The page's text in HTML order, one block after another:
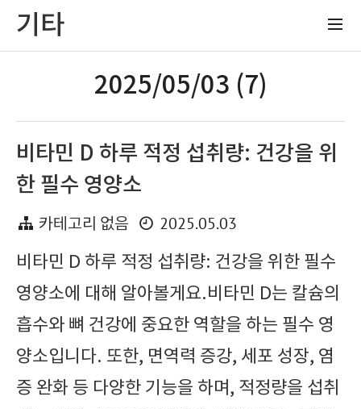
기타
2025/05/03 (7)
비타민 D 하루 적정 섭취량: 건강을 위
한 필수 영양소
카테고리 없음
2025.05.03
비타민 D 하루 적정 섭취량: 건강을 위한 필수
영양소에 대해 알아볼게요.비타민 D는 칼슘의
흡수와 뼈 건강에 중요한 역할을 하는 필수 영
양소입니다. 또한, 면역력 증강, 세포 성장, 염
증 완화 등 다양한 기능을 하며, 적정량을 섭취